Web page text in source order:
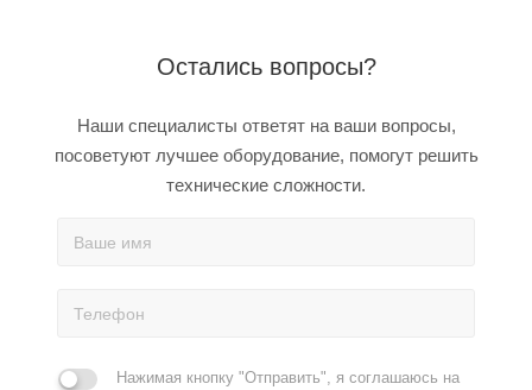
Остались вопросы?
Наши специалисты ответят на ваши вопросы,
посоветуют лучшее оборудование, помогут решить
технические сложности.
Нажимая кнопку "Отправить", я соглашаюсь на